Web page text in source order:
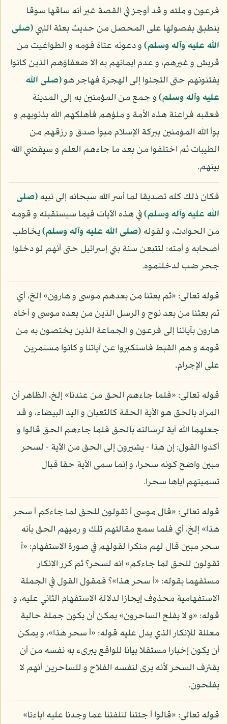
فرعون و ملئه و قد أوجز في القصة غير أنه ساقها سوقا
ينطبق بفصولها على المحصل من حديث بعثة النبي(صلى
الله عليه وآله وسلم)و دعوته عتاة قومه و الطواغيت من
قريش و غيرهم، و عدم إيمانهم به إلا ضعفاؤهم الذين كانوا
يفتنونهم حتى التجئوا إلى الهجرة فهاجر هو(صلى الله
عليه وآله وسلم)و جمع من المؤمنين به إلى المدينة
فعقبه فراعنة هذه الأمة و ملؤهم فأهلكهم الله بذنوبهم و
بوأ الله المؤمنين ببركة الإسلام مبوأ صدق و رزقهم من
الطيبات ثم اختلفوا من بعد ما جاءهم العلم و سيقضي الله
بينهم.
فكان ذلك كله تصديقا لما أسر الله سبحانه إلى نبيه(صلى
الله عليه وآله وسلم)في هذه الآيات فيما سيستقبله و قومه
من الحوادث، و لقوله(صلى الله عليه وآله وسلم)يخاطب
أصحابه و أمته: لتتبعن سنة بني إسرائيل حتى أنهم لو دخلوا
جحر ضب لدخلتموه.
قوله تعالى: «ثم بعثنا من بعدهم موسى و هارون» إلخ، أي
ثم بعثنا من بعد نوح و الرسل الذين من بعده موسى و أخاه
هارون بآياتنا إلى فرعون و الجماعة الذين يختصون به من
قومه و هم القبط فاستكبروا عن آياتنا و كانوا مستمرين
على الإجرام.
قوله تعالى: «فلما جاءهم الحق من عندنا» إلخ، الظاهر أن
المراد بالحق هو الآية الحقة كالثعبان و اليد البيضاء، و قد
جعلهما الله آية لرسالته بالحق فلما جاءهم الحق قالوا و
أكدوا القول: إن هذا - يشيرون إلى الحق من الآية - لسحر
مبين واضح كونه سحرا، و إنما سمى الآية حقا قبال
تسميتهم إياها سحرا.
قوله تعالى: «قال موسى أ تقولون للحق لما جاءكم أ سحر
هذا» إلخ، أي فلما سمع مقالتهم تلك و رميهم الحق بأنه
سحر مبين قال لهم منكرا لقولهم في صورة الاستفهام: «أ
تقولون للحق لما جاءكم» إنه لسحر؟ ثم كرر الإنكار
مستفهما بقوله: «أ سحر هذا»؟ فمقول القول في الجملة
الاستفهامية محذوف إيجازا لدلالة الاستفهام الثاني عليه، و
قوله: «و لا يفلح الساحرون» يمكن أن يكون جملة حالية
معللة للإنكار الذي يدل عليه قوله: «أ سحر هذا»، و يمكن
أن يكون إخبارا مستقلا بيانا للواقع يبرىء به نفسه من أن
يقترف السحر لأنه يرى لنفسه الفلاح و للساحرين أنهم لا
يفلحون.
قوله تعالى: «قالوا أ جئتنا لتلفتنا عما وجدنا عليه آباءنا»